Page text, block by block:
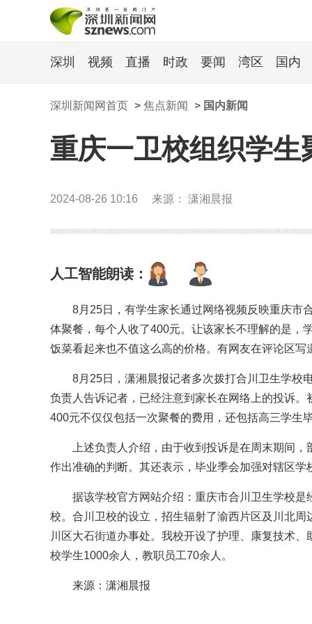
深圳 视频 直播 时政 要闻 湾区 国内
深圳新闻网首页 > 焦点新闻 > 国内新闻
重庆一卫校组织学生
2024-08-26 10:16 来源： 潇湘晨报
人工智能朗读：
8月25日，有学生家长通过网络视频反映重庆市
体聚餐，每个人收了400元。让该家长不理解的是，
饭菜看起来也不值这么高的价格。有网友在评论区写
8月25日，潇湘晨报记者多次拨打合川卫生学校
负责人告诉记者，已经注意到家长在网络上的投诉
400元不仅仅包括一次聚餐的费用，还包括高三学生
上述负责人介绍，由于收到投诉是在周末期间
作出准确的判断。其还表示，毕业季会加强对辖区
据该学校官方网站介绍：重庆市合川卫生学校
校。合川卫校的设立，招生辐射了渝西片区及川北
川区大石街道办事处。我校开设了护理、康复技术
校学生1000余人，教职员工70余人。
来源：潇湘晨报